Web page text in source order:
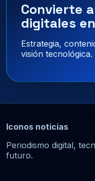
Convierte
digitales
Estrategia,
visión tecnológica.
Iconos noticias
Periodismo digital,
futuro.